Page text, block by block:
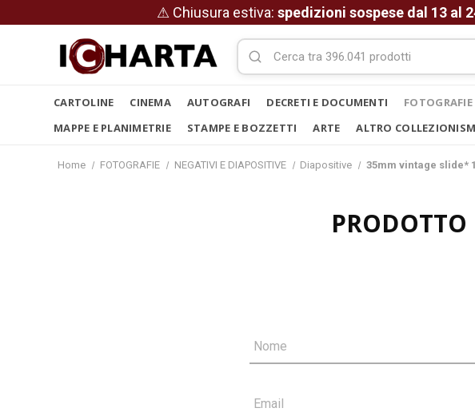
⚠ Chiusura estiva: spedizioni sospese dal 13 al
CARTOLINE CINEMA AUTOGRAFI DECRETI E DOCUMENTI FOTOGRAFIE
MAPPE E PLANIMETRIE
STAMPE E BOZZETTI ARTE ALTRO
Home FOTOGRAFIE NEGATIVI E DIAPOSITIVE Diapositive 35mm vintage slide*
Nome
Email